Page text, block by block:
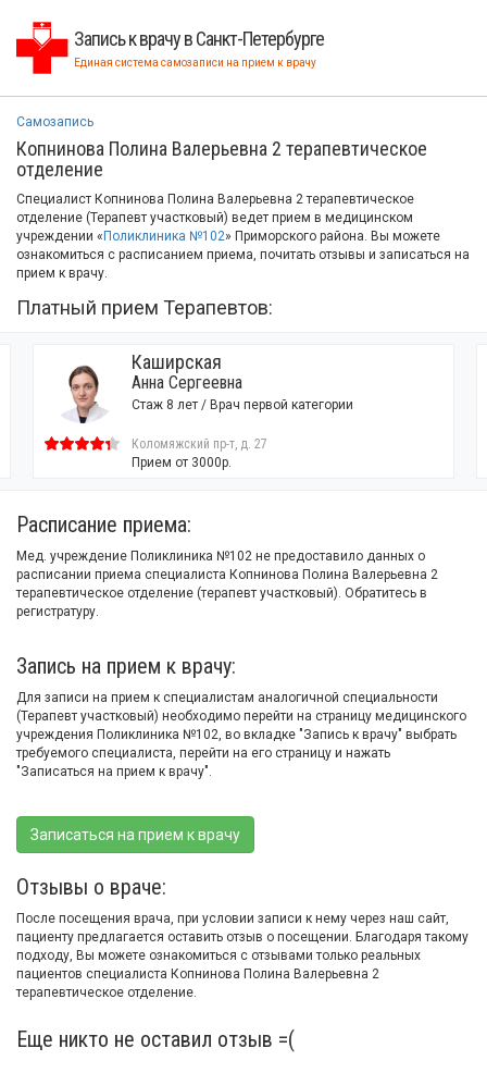
Запись к врачу в Санкт-Петербурге
Единая система самозаписи на прием к врачу
Самозапись
Копнинова Полина Валерьевна 2 терапевтическое
отделение
Специалист Копнинова Полина Валерьевна 2 терапевтическое
отделение (Терапевт участковый) ведет прием в медицинском
учреждении « Поликлиника №102» Приморского района. Вы можете
ознакомиться с расписанием приема, почитать отзывы и записаться на
прием к врачу.
Платный прием Терапевтов:
Каширская
Анна Сергеевна
Стаж 8 лет / Врач первой категории
Коломяжский пр-т, д. 27
Прием от 3000р.
Расписание приема:
Мед. учреждение Поликлиника №102 не предоставило данных о
расписании приема специалиста Копнинова Полина Валерьевна 2
терапевтическое отделение (терапевт участковый). Обратитесь в
регистратуру.
Запись на прием к врачу:
Для записи на прием к специалистам аналогичной специальности
(Терапевт участковый) необходимо перейти на страницу медицинского
учреждения Поликлиника №102, во вкладке "Запись к врачу" выбрать
требуемого специалиста, перейти на его страницу и нажать
"Записаться на прием к врачу".
Записаться на прием к врачу
Отзывы о враче:
После посещения врача, при условии записи к нему через наш сайт,
пациенту предлагается оставить отзыв о посещении. Благодаря такому
подходу, Вы можете ознакомиться с отзывами только реальных
пациентов специалиста Копнинова Полина Валерьевна 2
терапевтическое отделение.
Еще никто не оставил отзыв =(